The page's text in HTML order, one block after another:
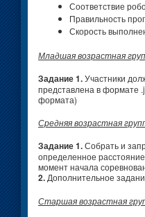
Соответствие
Правильность
Скорость
Младшая возрастная
Задание 1.Участники
представлена в формате
формата)
Средняя возрастная
Задание 1.Собрать и
определенное
момент начала
2. Дополнительное
Старшая возрастная